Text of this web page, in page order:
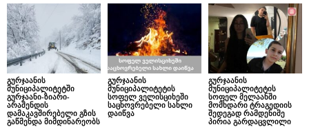
გურჯაანის
მუნიციპალიტეტში
გურჯაანი-ზიარი-
არაშენდის
დამაკავშირებელი გზის
გაწმენდა მიმდინარეობს
გურჯაანის
მუნიციპალიტეტის
სოფელ ველისციხეში
საცხოვრებელი სახლი
დაიწვა
გურჯაანის
მუნიციპალიტეტის
სოფელ მელაანში
მომხდარი ტრაგედიის
შედეგად რამდენიმე
პირია გარდაცვლილი